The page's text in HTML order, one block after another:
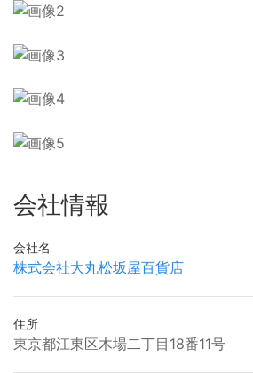
会社情報
会社名
株式会社大丸松坂屋百貨店
住所
東京都江東区木場二丁目18番11号